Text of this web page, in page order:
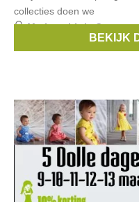
collecties doen we
Merken:Little Company
Skip Hop,
BEKIJK